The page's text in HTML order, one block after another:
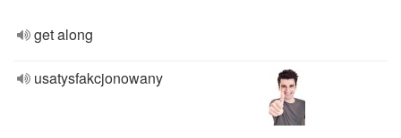
get along
usatysfakcjonowany